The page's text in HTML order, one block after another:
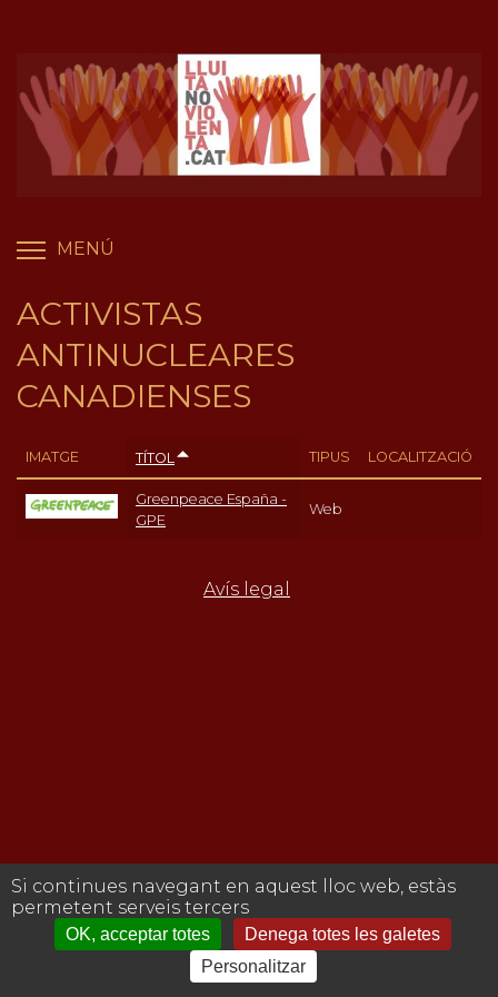
contingut
MENÚ
ACTIVISTAS
ANTINUCLEARES
CANADIENSES
IMATGE TÍTOL TIPUS LOCALITZACIÓ
Greenpeace España -
GPE
Web
Avís legal
Si continues navegant en aquest lloc web, estàs
permetent serveis tercers
OK, acceptar totes
Denega totes les galetes
Personalitzar